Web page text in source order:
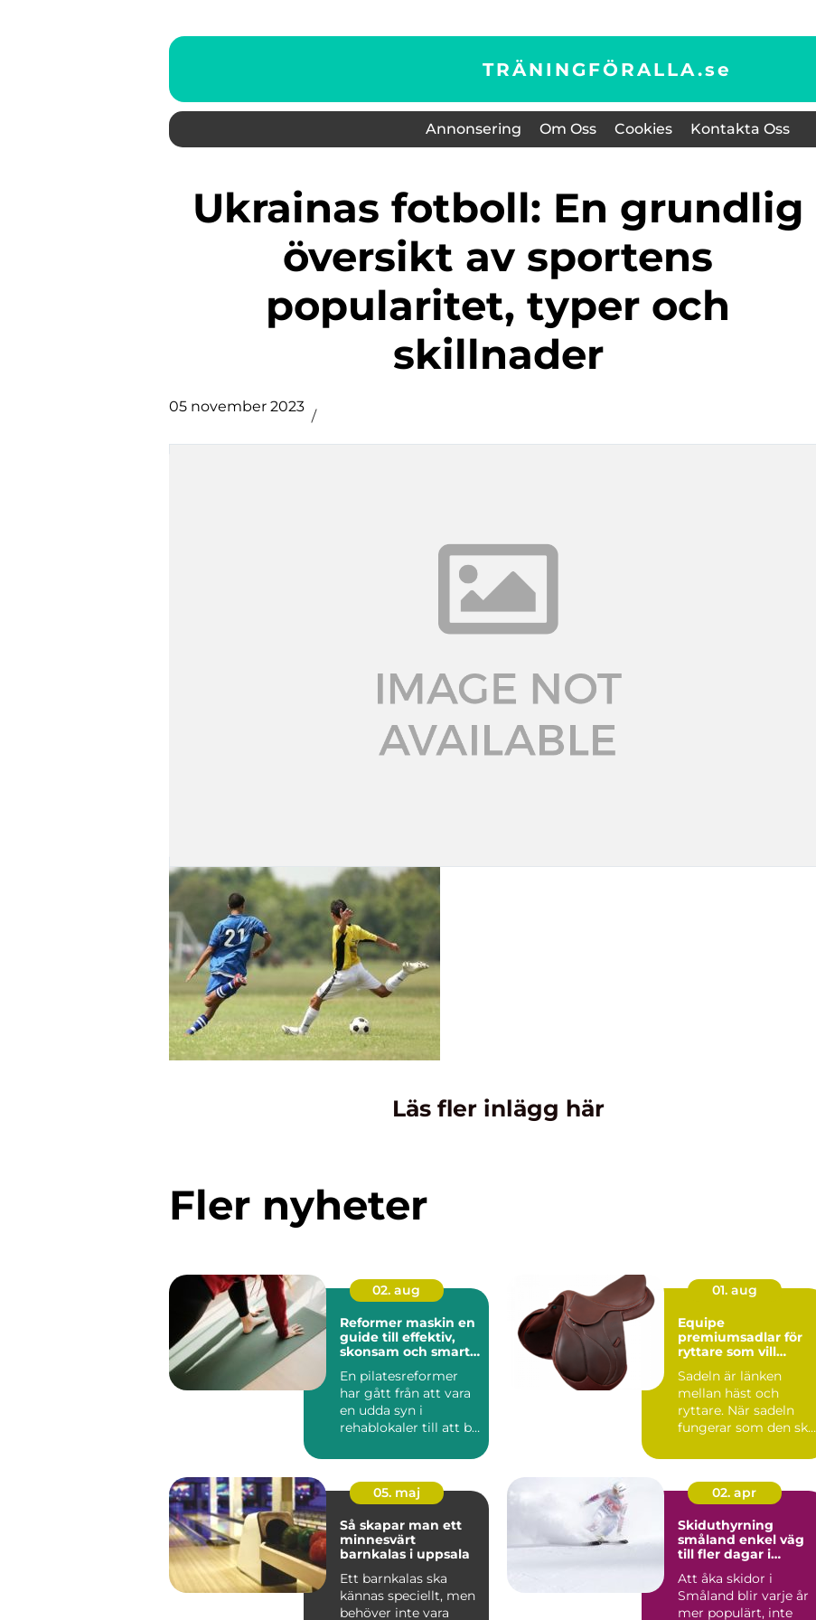
TRÄNINGFÖRALLA.se
Annonsering Om Oss Cookies Kontakta Oss
Ukrainas fotboll: En grundlig
översikt av sportens
popularitet, typer och
skillnader
05 november 2023
Läs fler inlägg här
Fler nyheter
02. aug
Reformer maskin en
guide till effektiv,
skonsam och smart
En pilatesreformer
har gått från att vara
en udda syn i
rehablokaler till att bli
01. aug
Equipe
premiumsadlar för
ryttare som vill
Sadeln är länken
mellan häst och
ryttare. När sadeln
fungerar som den ska
varje ...
05. maj
Så skapar man ett
minnesvärt
barnkalas i uppsala
Ett barnkalas ska
kännas speciellt, men
behöver inte vara
02. apr
Skiduthyrning
småland enkel väg
till fler dagar i
Att åka skidor i
Småland blir varje år
mer populärt, inte